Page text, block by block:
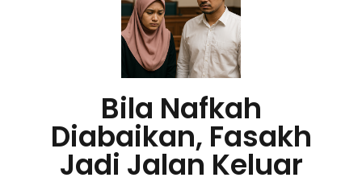
Bila Nafkah
Diabaikan, Fasakh
Jadi Jalan Keluar